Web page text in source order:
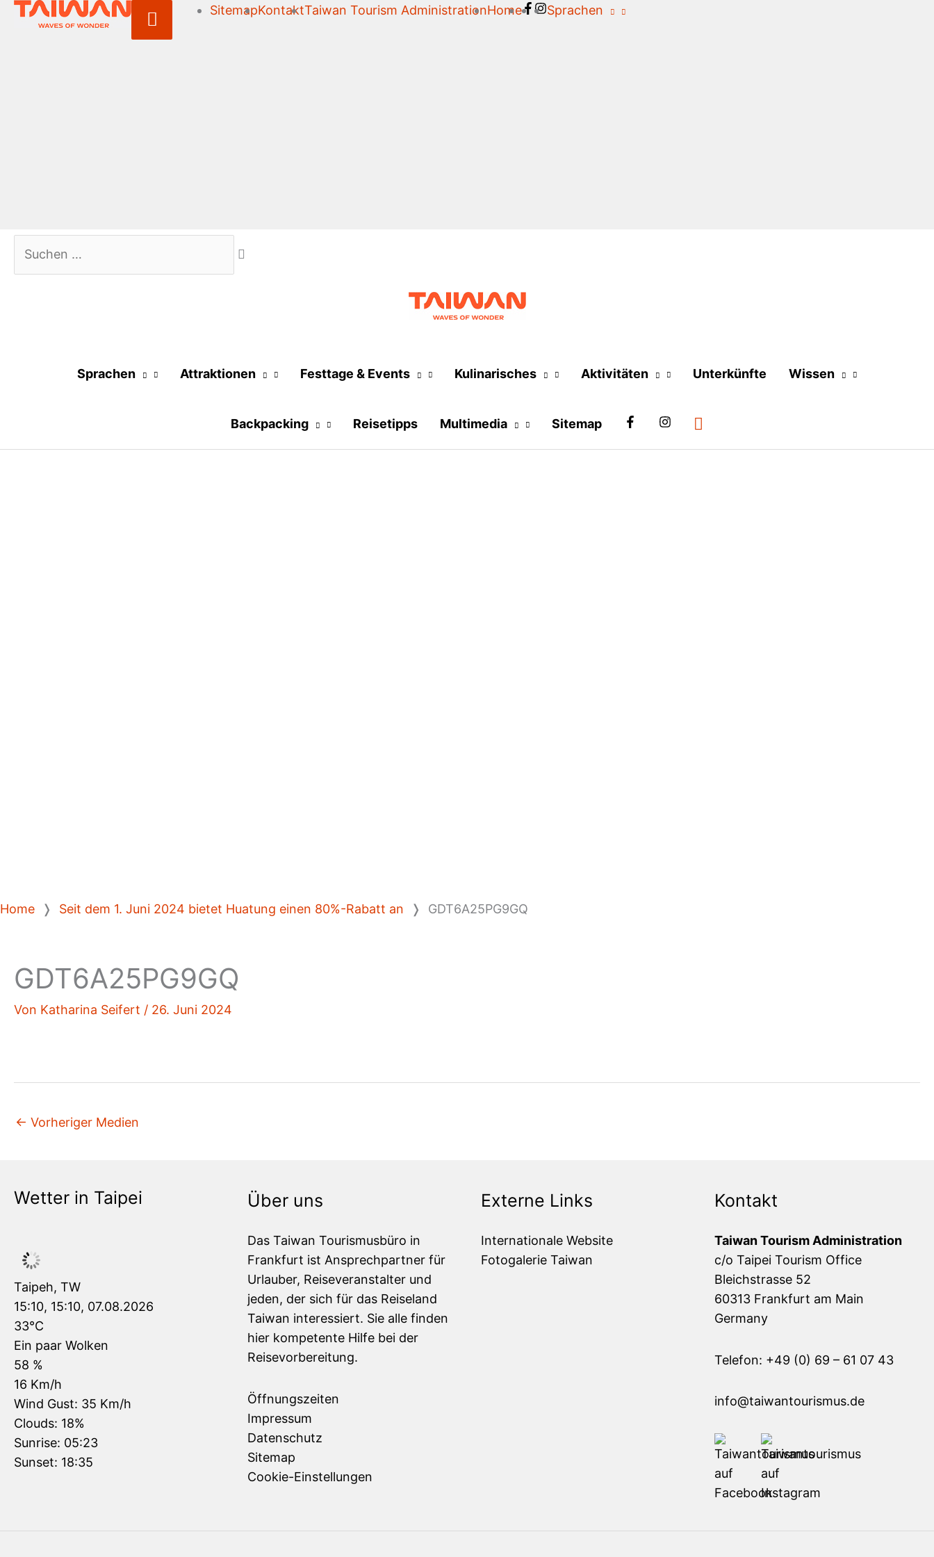
Above
SitemapKontaktTaiwan Tourism AdministrationHome Sprachen
Suchen …
Sprachen Attraktionen Festtage & Events Kulinarisches Aktivitäten Unterkünfte Wissen
Backpacking Reisetipps Multimedia Sitemap
Home ❭ Seit dem 1. Juni 2024 bietet Huatung einen 80%-Rabatt an ❭ GDT6A25PG9GQ
GDT6A25PG9GQ
Von Katharina Seifert / 26. Juni 2024
← Vorheriger Medien
Wetter in Taipei
Taipeh, TW
15:10, 15:10, 07.08.2026
33°C
Ein paar Wolken
58 %
16 Km/h
Wind Gust: 35 Km/h
Clouds: 18%
Sunrise: 05:23
Sunset: 18:35
Über uns
Das Taiwan Tourismusbüro in
Frankfurt ist Ansprechpartner für
Urlauber, Reiseveranstalter und
jeden, der sich für das Reiseland
Taiwan interessiert. Sie alle finden
hier kompetente Hilfe bei der
Reisevorbereitung.
Öffnungszeiten
Impressum
Datenschutz
Sitemap
Cookie-Einstellungen
Externe Links
Internationale Website
Fotogalerie Taiwan
Kontakt
Taiwan Tourism Administration
c/o Taipei Tourism Office
Bleichstrasse 52
60313 Frankfurt am Main
Germany
Telefon: +49 (0) 69 – 61 07 43
info@taiwantourismus.de